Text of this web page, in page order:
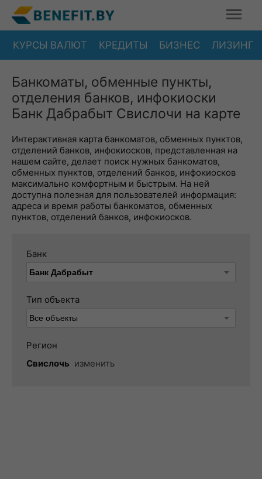
КУРСЫ ВАЛЮТ КРЕДИТЫ БИЗНЕС ЛИЗИНГ
Банкоматы, обменные пункты,
отделения банков, инфокиоски
Банк Дабрабыт Свислочи на карте
Интерактивная карта банкоматов, обменных пунктов,
отделений банков, инфокиосков, представленная на
нашем сайте, делает поиск нужных банкоматов,
обменных пунктов, отделений банков, инфокиосков
максимально комфортным и быстрым. На ней
доступна полезная для пользователей информация:
адреса и время работы банкоматов, обменных
пунктов, отделений банков, инфокиосков.
Банк
Тип объекта
Регион
Свислочь изменить